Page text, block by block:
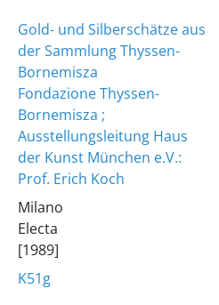
Gold- und Silberschätze aus
der Sammlung Thyssen-
Bornemisza
Fondazione Thyssen-
Bornemisza ;
Ausstellungsleitung Haus
der Kunst München e.V.:
Prof. Erich Koch
Milano
Electa
[1989]
K51g